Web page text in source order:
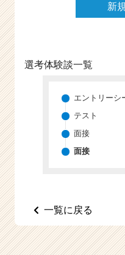
届
く
チ
r
新
選考体験談一覧
エントリーシ
テスト
面接
面接
一覧に戻る